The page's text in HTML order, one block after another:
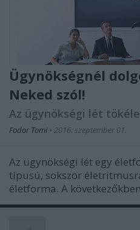
Ügynökségnél
Neked szól!
Az ügynökségi lét
Fodor Tomi • 2016. szeptember 01.
Az ügynökségi lét egy
típusú, sokszor
életforma. A